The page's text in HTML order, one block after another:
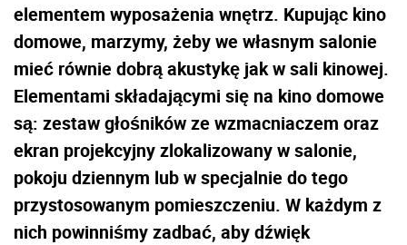
elementem wyposażenia wnętrz. Kupując kino
domowe, marzymy, żeby we własnym salonie
mieć równie dobrą akustykę jak w sali kinowej.
Elementami składającymi się na kino domowe
są: zestaw głośników ze wzmacniaczem oraz
ekran projekcyjny zlokalizowany w salonie,
pokoju dziennym lub w specjalnie do tego
przystosowanym pomieszczeniu. W każdym z
nich powinniśmy zadbać, aby dźwięk